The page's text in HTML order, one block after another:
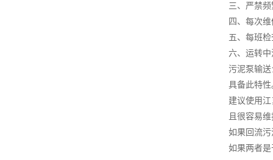
三、严禁
四、每次
五、每班
六、运转
污泥泵输
具备此特性
建议使用
且很容易
如果回流
如果两者